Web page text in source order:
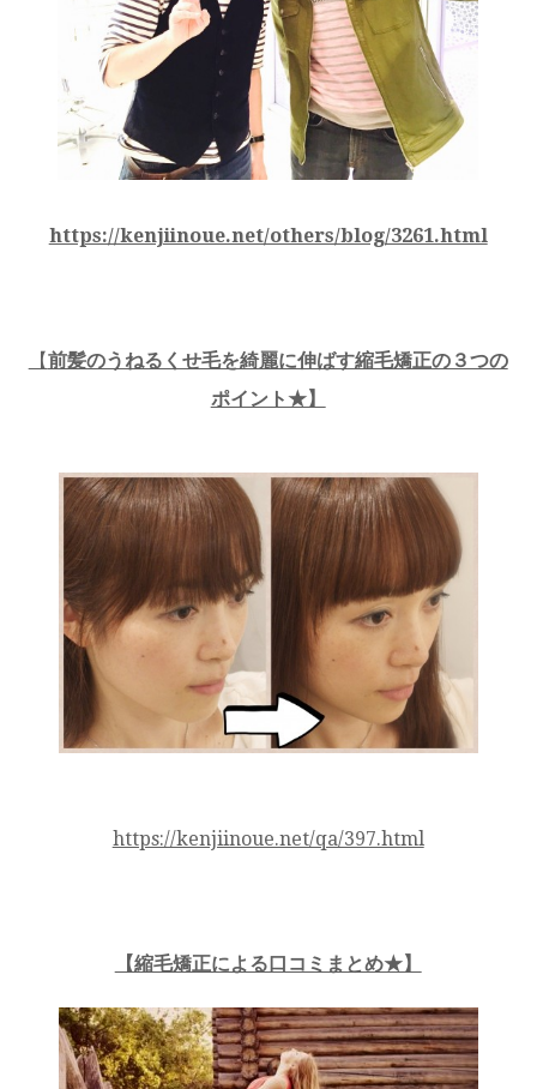
https://kenjiinoue.net/others/blog/3261.html
【前髪のうねるくせ毛を綺麗に伸ばす縮毛矯正の３つの
ポイント★】
https://kenjiinoue.net/qa/397.html
【縮毛矯正による口コミまとめ★】